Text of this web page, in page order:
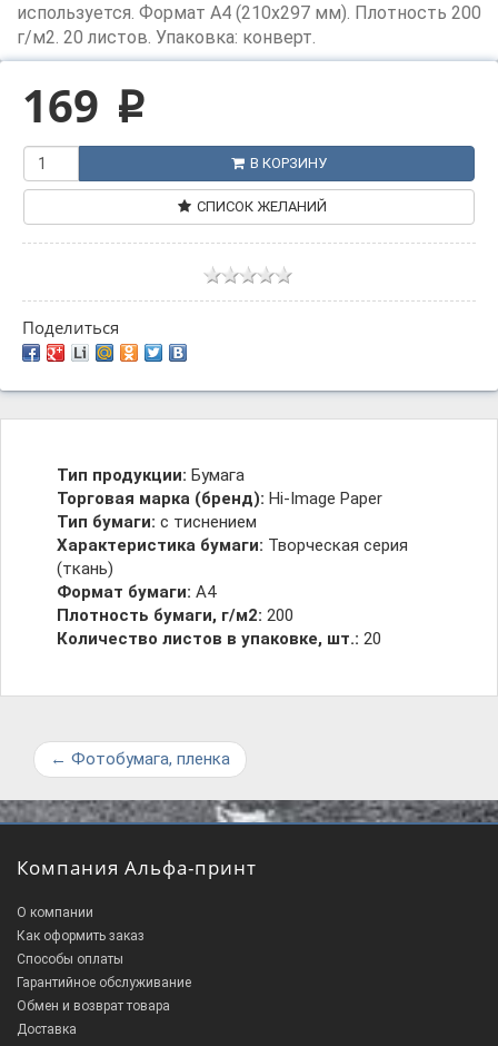
используется. Формат А4 (210x297 мм). Плотность 200
г/м2. 20 листов. Упаковка: конверт.
169 p
В КОРЗИНУ
СПИСОК ЖЕЛАНИЙ
Поделиться
Тип продукции: Бумага
Торговая марка (бренд): Hi-Image Paper
Тип бумаги: с тиснением
Характеристика бумаги: Творческая серия
(ткань)
Формат бумаги: А4
Плотность бумаги, г/м2: 200
Количество листов в упаковке, шт.: 20
← Фотобумага, пленка
Компания Альфа-принт
О компании
Как оформить заказ
Способы оплаты
Гарантийное обслуживание
Обмен и возврат товара
Доставка